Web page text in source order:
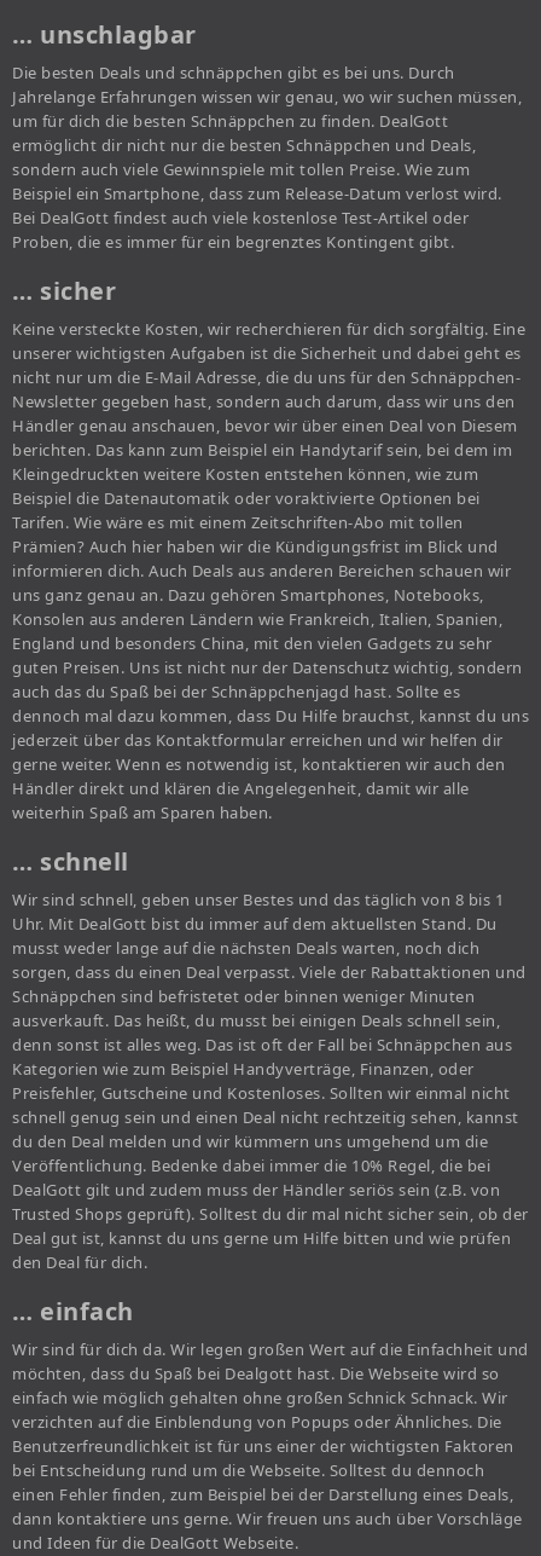
… unschlagbar
Die besten Deals und schnäppchen gibt es bei uns. Durch
Jahrelange Erfahrungen wissen wir genau, wo wir suchen müssen,
um für dich die besten Schnäppchen zu finden. DealGott
ermöglicht dir nicht nur die besten Schnäppchen und Deals,
sondern auch viele Gewinnspiele mit tollen Preise. Wie zum
Beispiel ein Smartphone, dass zum Release-Datum verlost wird.
Bei DealGott findest auch viele kostenlose Test-Artikel oder
Proben, die es immer für ein begrenztes Kontingent gibt.
… sicher
Keine versteckte Kosten, wir recherchieren für dich sorgfältig. Eine
unserer wichtigsten Aufgaben ist die Sicherheit und dabei geht es
nicht nur um die E-Mail Adresse, die du uns für den Schnäppchen-
Newsletter gegeben hast, sondern auch darum, dass wir uns den
Händler genau anschauen, bevor wir über einen Deal von Diesem
berichten. Das kann zum Beispiel ein Handytarif sein, bei dem im
Kleingedruckten weitere Kosten entstehen können, wie zum
Beispiel die Datenautomatik oder voraktivierte Optionen bei
Tarifen. Wie wäre es mit einem Zeitschriften-Abo mit tollen
Prämien? Auch hier haben wir die Kündigungsfrist im Blick und
informieren dich. Auch Deals aus anderen Bereichen schauen wir
uns ganz genau an. Dazu gehören Smartphones, Notebooks,
Konsolen aus anderen Ländern wie Frankreich, Italien, Spanien,
England und besonders China, mit den vielen Gadgets zu sehr
guten Preisen. Uns ist nicht nur der Datenschutz wichtig, sondern
auch das du Spaß bei der Schnäppchenjagd hast. Sollte es
dennoch mal dazu kommen, dass Du Hilfe brauchst, kannst du uns
jederzeit über das Kontaktformular erreichen und wir helfen dir
gerne weiter. Wenn es notwendig ist, kontaktieren wir auch den
Händler direkt und klären die Angelegenheit, damit wir alle
weiterhin Spaß am Sparen haben.
… schnell
Wir sind schnell, geben unser Bestes und das täglich von 8 bis 1
Uhr. Mit DealGott bist du immer auf dem aktuellsten Stand. Du
musst weder lange auf die nächsten Deals warten, noch dich
sorgen, dass du einen Deal verpasst. Viele der Rabattaktionen und
Schnäppchen sind befristetet oder binnen weniger Minuten
ausverkauft. Das heißt, du musst bei einigen Deals schnell sein,
denn sonst ist alles weg. Das ist oft der Fall bei Schnäppchen aus
Kategorien wie zum Beispiel Handyverträge, Finanzen, oder
Preisfehler, Gutscheine und Kostenloses. Sollten wir einmal nicht
schnell genug sein und einen Deal nicht rechtzeitig sehen, kannst
du den Deal melden und wir kümmern uns umgehend um die
Veröffentlichung. Bedenke dabei immer die 10% Regel, die bei
DealGott gilt und zudem muss der Händler seriös sein (z.B. von
Trusted Shops geprüft). Solltest du dir mal nicht sicher sein, ob der
Deal gut ist, kannst du uns gerne um Hilfe bitten und wie prüfen
den Deal für dich.
… einfach
Wir sind für dich da. Wir legen großen Wert auf die Einfachheit und
möchten, dass du Spaß bei Dealgott hast. Die Webseite wird so
einfach wie möglich gehalten ohne großen Schnick Schnack. Wir
verzichten auf die Einblendung von Popups oder Ähnliches. Die
Benutzerfreundlichkeit ist für uns einer der wichtigsten Faktoren
bei Entscheidung rund um die Webseite. Solltest du dennoch
einen Fehler finden, zum Beispiel bei der Darstellung eines Deals,
dann kontaktiere uns gerne. Wir freuen uns auch über Vorschläge
und Ideen für die DealGott Webseite.